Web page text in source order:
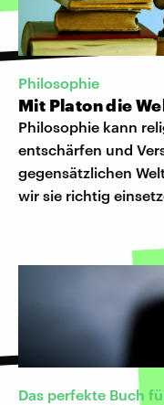
Philosophie
Mit Platon die
Philosophie kann
entschärfen und
gegensätzlichen
wir sie richtig
Das perfekte Buch